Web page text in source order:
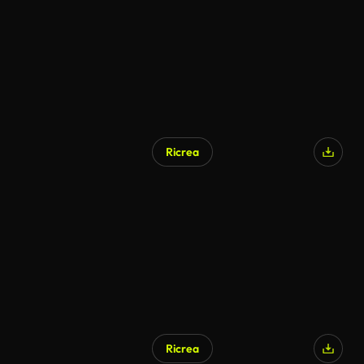
Ricrea
Ricrea